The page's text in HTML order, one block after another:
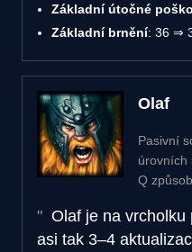
Základní útočné
Základní brnění: 36 ⇒
Olaf
Pasivní
úrovních
Q
Olaf je na vrcholku
asi tak 3–4